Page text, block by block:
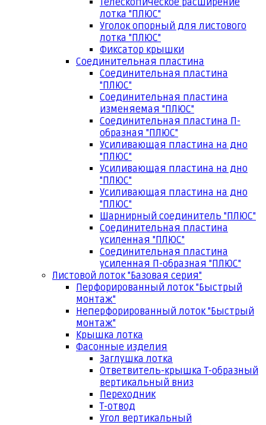
Телескопическое расширение
лотка "ПЛЮС"
Уголок опорный для листового
лотка "ПЛЮС"
Фиксатор крышки
Соединительная пластина
Соединительная пластина
"ПЛЮС"
Соединительная пластина
изменяемая "ПЛЮС"
Соединительная пластина П-
образная "ПЛЮС"
Усиливающая пластина на дно
"ПЛЮС"
Усиливающая пластина на дно
"ПЛЮС"
Усиливающая пластина на дно
"ПЛЮС"
Шарнирный соединитель "ПЛЮС"
Соединительная пластина
усиленная "ПЛЮС"
Соединительная пластина
усиленная П-образная "ПЛЮС"
Листовой лоток "Базовая серия"
Перфорированный лоток "Быстрый
монтаж"
Неперфорированный лоток "Быстрый
монтаж"
Крышка лотка
Фасонные изделия
Заглушка лотка
Ответвитель-крышка Т-образный
вертикальный вниз
Переходник
Т-отвод
Угол вертикальный